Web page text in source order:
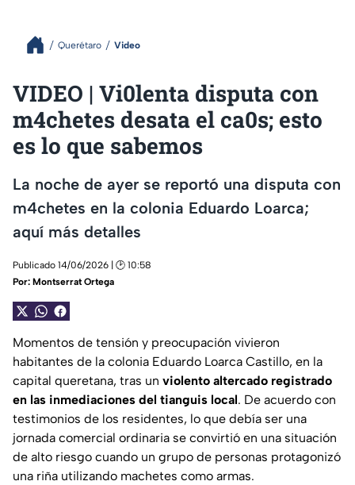
Querétaro Video
VIDEO | Vi0lenta disputa con
m4chetes desata el ca0s; esto
es lo que sabemos
La noche de ayer se reportó una disputa con
m4chetes en la colonia Eduardo Loarca;
aquí más detalles
Publicado 14/06/2026 | 🕑 10:58
Por: Montserrat Ortega
Momentos de tensión y preocupación vivieron
habitantes de la colonia Eduardo Loarca Castillo, en la
capital queretana, tras un violento altercado registrado
en las inmediaciones del tianguis local. De acuerdo con
testimonios de los residentes, lo que debía ser una
jornada comercial ordinaria se convirtió en una situación
de alto riesgo cuando un grupo de personas protagonizó
una riña utilizando machetes como armas.